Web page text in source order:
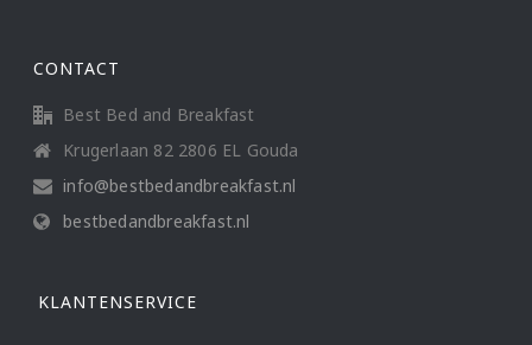
CONTACT
Best Bed and Breakfast
Krugerlaan 82 2806 EL Gouda
info@bestbedandbreakfast.nl
bestbedandbreakfast.nl
KLANTENSERVICE